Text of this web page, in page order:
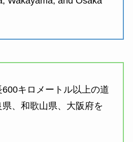
キロメートル以上の道
、和歌山県、大阪府を